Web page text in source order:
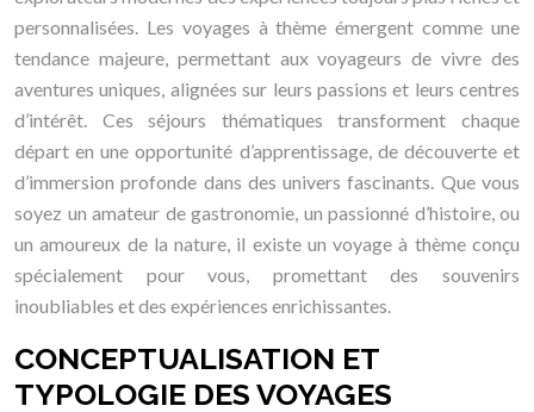
personnalisées. Les voyages à thème émergent comme une
tendance majeure, permettant aux voyageurs de vivre des
aventures uniques, alignées sur leurs passions et leurs centres
d’intérêt. Ces séjours thématiques transforment chaque
départ en une opportunité d’apprentissage, de découverte et
d’immersion profonde dans des univers fascinants. Que vous
soyez un amateur de gastronomie, un passionné d’histoire, ou
un amoureux de la nature, il existe un voyage à thème conçu
spécialement pour vous, promettant des souvenirs
inoubliables et des expériences enrichissantes.
CONCEPTUALISATION ET
TYPOLOGIE DES VOYAGES